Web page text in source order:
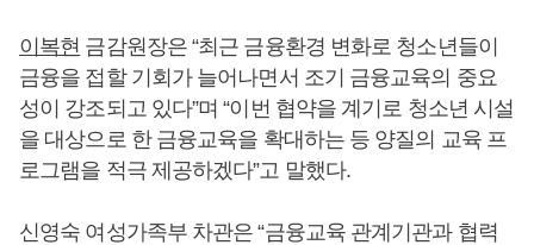
이복현 금감원장은 “최근 금융환경 변화로 청소년들이
금융을 접할 기회가 늘어나면서 조기 금융교육의 중요
성이 강조되고 있다”며 “이번 협약을 계기로 청소년 시설
을 대상으로 한 금융교육을 확대하는 등 양질의 교육 프
로그램을 적극 제공하겠다”고 말했다.
신영숙 여성가족부 차관은 “금융교육 관계기관과 협력